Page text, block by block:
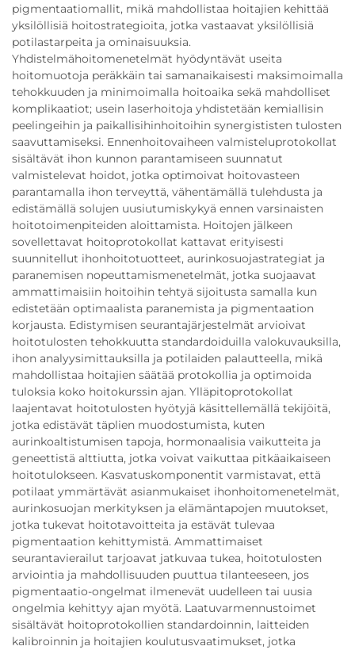
pigmentaatiomallit, mikä mahdollistaa hoitajien kehittää
yksilöllisiä hoitostrategioita, jotka vastaavat yksilöllisiä
potilastarpeita ja ominaisuuksia.
Yhdistelmähoitomenetelmät hyödyntävät useita
hoitomuotoja peräkkäin tai samanaikaisesti maksimoimalla
tehokkuuden ja minimoimalla hoitoaika sekä mahdolliset
komplikaatiot; usein laserhoitoja yhdistetään kemiallisin
peelingeihin ja paikallisihinhoitoihin synergististen tulosten
saavuttamiseksi. Ennenhoitovaiheen valmisteluprotokollat
sisältävät ihon kunnon parantamiseen suunnatut
valmistelevat hoidot, jotka optimoivat hoitovasteen
parantamalla ihon terveyttä, vähentämällä tulehdusta ja
edistämällä solujen uusiutumiskykyä ennen varsinaisten
hoitotoimenpiteiden aloittamista. Hoitojen jälkeen
sovellettavat hoitoprotokollat kattavat erityisesti
suunnitellut ihonhoitotuotteet, aurinkosuojastrategiat ja
paranemisen nopeuttamismenetelmät, jotka suojaavat
ammattimaisiin hoitoihin tehtyä sijoitusta samalla kun
edistetään optimaalista paranemista ja pigmentaation
korjausta. Edistymisen seurantajärjestelmät arvioivat
hoitotulosten tehokkuutta standardoiduilla valokuvauksilla,
ihon analyysimittauksilla ja potilaiden palautteella, mikä
mahdollistaa hoitajien säätää protokollia ja optimoida
tuloksia koko hoitokurssin ajan. Ylläpitoprotokollat
laajentavat hoitotulosten hyötyjä käsittellemällä tekijöitä,
jotka edistävät täplien muodostumista, kuten
aurinkoaltistumisen tapoja, hormonaalisia vaikutteita ja
geneettistä alttiutta, jotka voivat vaikuttaa pitkäaikaiseen
hoitotulokseen. Kasvatuskomponentit varmistavat, että
potilaat ymmärtävät asianmukaiset ihonhoitomenetelmät,
aurinkosuojan merkityksen ja elämäntapojen muutokset,
jotka tukevat hoitotavoitteita ja estävät tulevaa
pigmentaation kehittymistä. Ammattimaiset
seurantavierailut tarjoavat jatkuvaa tukea, hoitotulosten
arviointia ja mahdollisuuden puuttua tilanteeseen, jos
pigmentaatio-ongelmat ilmenevät uudelleen tai uusia
ongelmia kehittyy ajan myötä. Laatuvarmennustoimet
sisältävät hoitoprotokollien standardoinnin, laitteiden
kalibroinnin ja hoitajien koulutusvaatimukset, jotka